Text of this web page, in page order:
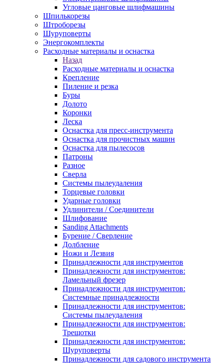
Угловые цанговые шлифмашины
Шпилькорезы
Штроборезы
Шуруповерты
Энергокомплекты
Расходные материалы и оснастка
Назад
Расходные материалы и оснастка
Крепление
Пиление и резка
Буры
Долото
Коронки
Леска
Оснастка для пресс-инструмента
Оснастка для прочистных машин
Оснастка для пылесосов
Патроны
Разное
Сверла
Системы пылеудаления
Торцевые головки
Ударные головки
Удлинители / Соединители
Шлифование
Sanding Attachments
Бурение / Сверление
Долбление
Ножи и Лезвия
Принадлежности для инструментов
Принадлежности для инструментов:
Ламельный фрезер
Принадлежности для инструментов:
Системные принадлежности
Принадлежности для инструментов:
Системы пылеудаления
Принадлежности для инструментов:
Трещотки
Принадлежности для инструментов:
Шуруповерты
Принадлежности для садового инструмента